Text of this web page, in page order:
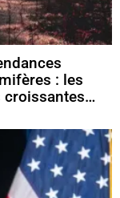
: les
croissantes…